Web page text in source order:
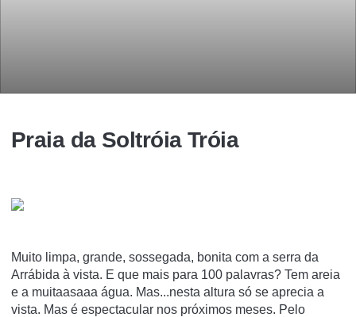
Praia da Soltróia Tróia
Muito limpa, grande, sossegada, bonita com a serra da
Arrábida à vista. E que mais para 100 palavras? Tem areia
e a muitaasaaa água. Mas...nesta altura só se aprecia a
vista. Mas é espectacular nos próximos meses. Pelo